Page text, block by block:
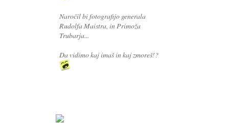
Naročil bi fotografijo generala
Rudolfa Maistra, in Primoža
Trubarja...
Da vidimo kaj imaš in kaj zmoreš!?